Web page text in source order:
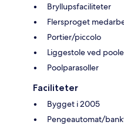
Bryllupsfaciliteter
Flersproget
Portier/piccolo
Liggestole ved
Poolparasoller
Faciliteter
Bygget i 2005
Pengeautomat/